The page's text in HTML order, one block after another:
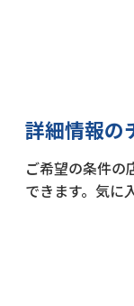
詳細情報の
ご希望の条件の
できます。気に